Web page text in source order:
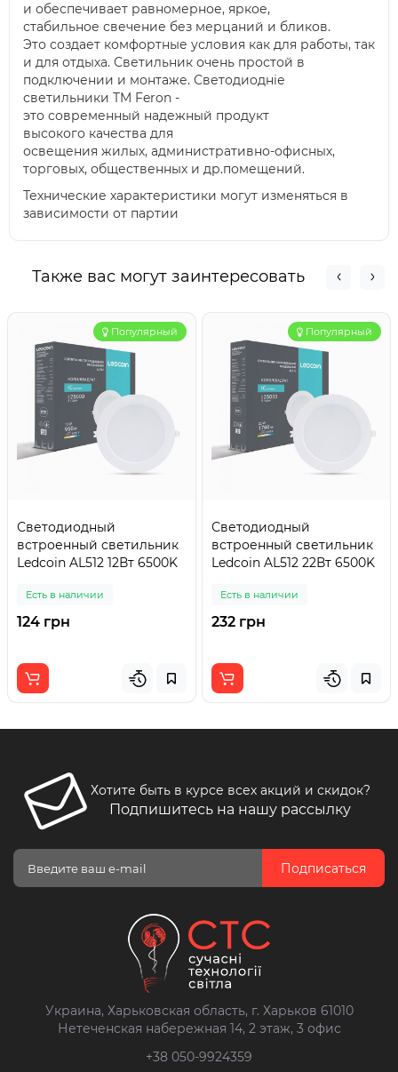
и обеспечивает равномерное, яркое,
стабильное свечение без мерцаний и бликов.
Это создает комфортные условия как для работы, так
и для отдыха. Светильник очень простой в
подключении и монтаже. Светодиодніе
светильники TM Feron -
это современный надежный продукт
высокого качества для
освещения жилых, административно-офисных,
торговых, общественных и др.помещений.
Технические характеристики могут изменяться в
зависимости от партии
Также вас могут заинтересовать
Популярный
Светодиодный
встроенный светильник
Ledcoin AL512 12Вт 6500K
Есть в наличии
124 грн
Популярный
Светодиодный
встроенный светильник
Ledcoin AL512 22Вт 6500K
Есть в наличии
232 грн
Хотите быть в курсе всех акций и скидок?
Подпишитесь на нашу рассылку
Подписаться
Украина, Харьковская область, г. Харьков 61010
Нетеченская набережная 14, 2 этаж, 3 офис
+38 050-9924359